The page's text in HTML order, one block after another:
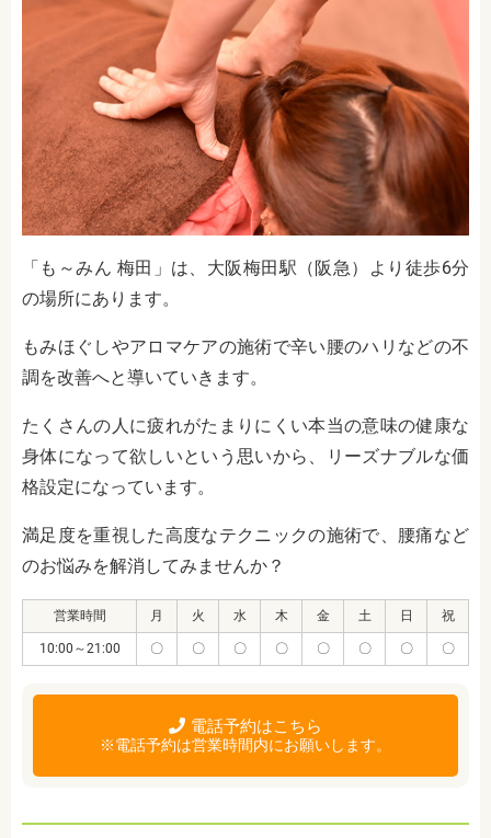
「も～みん 梅田」は、大阪梅田駅（阪急）より徒歩6分
の場所にあります。
もみほぐしやアロマケアの施術で辛い腰のハリなどの不
調を改善へと導いていきます。
たくさんの人に疲れがたまりにくい本当の意味の健康な
身体になって欲しいという思いから、リーズナブルな価
格設定になっています。
満足度を重視した高度なテクニックの施術で、腰痛など
のお悩みを解消してみませんか？
営業時間 月 火 水 木 金 土 日 祝
10:00～21:00 〇 〇 〇 〇 〇 〇 〇 〇
電話予約はこちら
※電話予約は営業時間内にお願いします。